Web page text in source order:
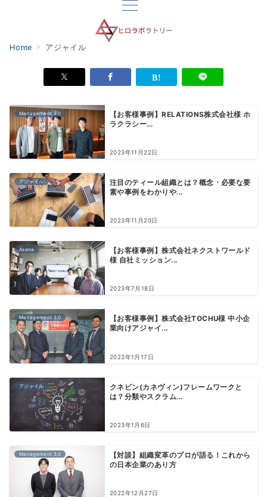
Home アジャイル
Management 3.0
【お客様事例】RELATIONS株式会社様 ホ
ラクラシー...
2023年11月22日
アジャイル
注目のティール組織とは？概念・必要な要
素や事例をわかりや...
2023年11月20日
Asana
【お客様事例】株式会社ネクストワールド
様 自社ミッション...
2023年7月18日
Management 3.0
【お客様事例】株式会社TOCHU様 中小企
業向けアジャイ...
2023年1月17日
アジャイル
クネビン(カネヴィン)フレームワークと
は？分類やスクラム...
2023年1月6日
Management 3.0
【対談】組織変革のプロが語る！これから
の日本企業のあり方
2022年12月27日